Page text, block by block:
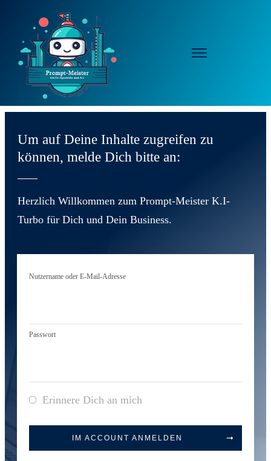
Um auf Deine Inhalte zugreifen zu
können, melde Dich bitte an:
Herzlich Willkommen zum Prompt-Meister K.I-
Turbo für Dich und Dein Business.
Nutzername oder E-Mail-Adresse
Passwort
Erinnere Dich an mich
IM ACCOUNT ANMELDEN